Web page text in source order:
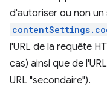
d'autoriser ou non un
l'URL de la requête
cas) ainsi que de
URL "secondaire").